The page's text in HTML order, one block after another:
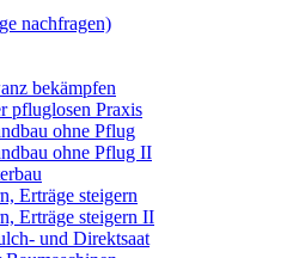
nachfragen)
bekämpfen
pfluglosen Praxis
ohne Pflug
ohne Pflug II
Erträge steigern
Erträge steigern II
und Direktsaat